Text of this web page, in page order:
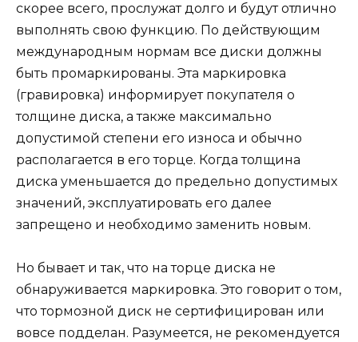
скорее всего, прослужат долго и будут отлично
выполнять свою функцию. По действующим
международным нормам все диски должны
быть промаркированы. Эта маркировка
(гравировка) информирует покупателя о
толщине диска, а также максимально
допустимой степени его износа и обычно
располагается в его торце. Когда толщина
диска уменьшается до предельно допустимых
значений, эксплуатировать его далее
запрещено и необходимо заменить новым.
Но бывает и так, что на торце диска не
обнаруживается маркировка. Это говорит о том,
что тормозной диск не сертифицирован или
вовсе подделан. Разумеется, не рекомендуется